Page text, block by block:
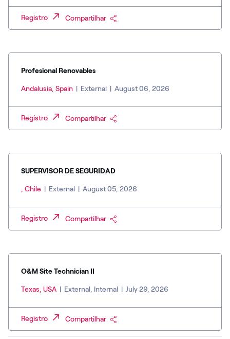
Registro Compartilhar
Profesional Renovables
Andalusia, Spain | External | August 06, 2026
Registro Compartilhar
SUPERVISOR DE SEGURIDAD
, Chile | External | August 05, 2026
Registro Compartilhar
O&M Site Technician II
Texas, USA | External, Internal | July 29, 2026
Registro Compartilhar